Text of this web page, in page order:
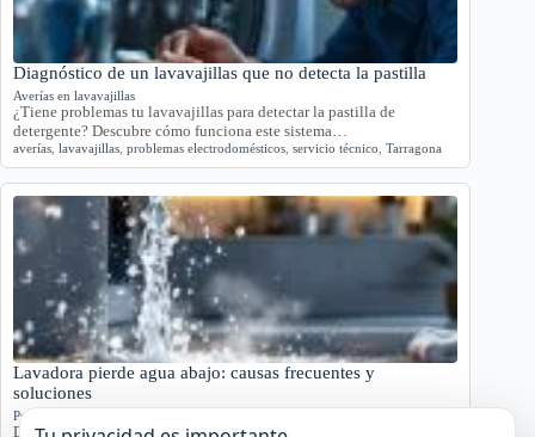
Diagnóstico de un lavavajillas que no detecta la pastilla
Averías en lavavajillas
¿Tiene problemas tu lavavajillas para detectar la pastilla de
detergente? Descubre cómo funciona este sistema…
averías lavavajillas problemas electrodomésticos servicio técnico Tarragona
Lavadora pierde agua abajo: causas frecuentes y
soluciones
Problemas en lavadoras
Descubre por qué tu lavadora pierde agua por la parte inferior con